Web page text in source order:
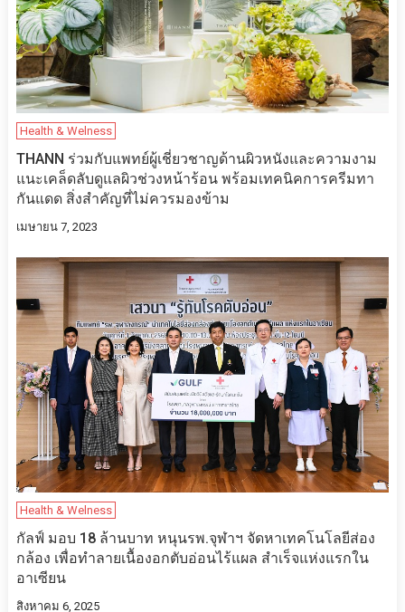
Health & Welness
THANN ร่วมกับแพทย์ผู้เชี่ยวชาญด้านผิวหนังและความงาม
แนะเคล็ดลับดูแลผิวช่วงหน้าร้อน พร้อมเทคนิคการครีมทา
กันแดด สิ่งสำคัญที่ไม่ควรมองข้าม
เมษายน 7, 2023
Health & Welness
กัลฟ์ มอบ 18 ล้านบาท หนุนรพ.จุฬาฯ จัดหาเทคโนโลยีส่อง
กล้อง เพื่อทำลายเนื้องอกตับอ่อนไร้แผล สำเร็จแห่งแรกใน
อาเซียน
สิงหาคม 6, 2025